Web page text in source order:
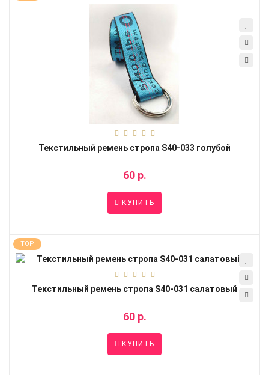
Текстильный ремень стропа S40-033 голубой
60 р.
КУПИТЬ
TOP
Текстильный ремень стропа S40-031 салатовый
60 р.
КУПИТЬ